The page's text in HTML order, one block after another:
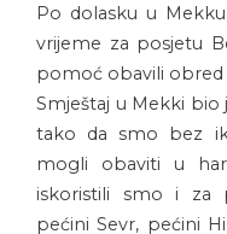
Po dolasku u
vrijeme za posjetu
pomoć obavili obred
Smještaj u Mekki
tako da smo bez
mogli obaviti u
iskoristili smo i za
pećini Sevr, pećini